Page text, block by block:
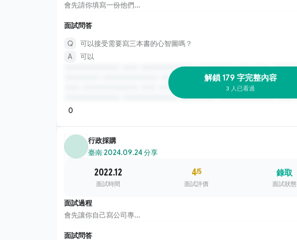
會先請你填寫一份他們...
面試問答
可以接受需要寫三本書的心智圖嗎？
可以
解鎖 179 字完整內容
3 人已看過
0
行政採購
臺南·2024.09.24 分享
2022.12
面試時間
4/5
面試評價
錄取
面試狀態
面試過程
會先讓你自己寫公司專...
面試問答